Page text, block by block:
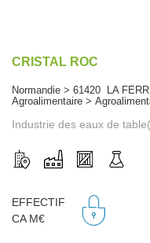
CRISTAL ROC
Normandie > 61420 LA
Agroalimentaire >
Industrie des eaux de
EFFECTIF
CA M€